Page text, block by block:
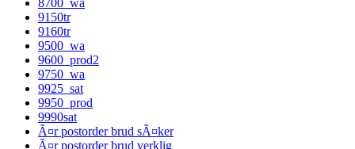
9150tr
9160tr
9500_wa
9600_prod2
9750_wa
9925_sat
9950_prod
9990sat
Ã¤r postorder brud sÃ¤ker
Ã¤r postorder brud verklig